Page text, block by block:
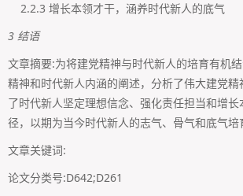
2.2.3 增长本领才干，涵养时代新人的底气
3 结语
文章摘要:为将建党精神与时代新人的培育有机
精神和时代新人内涵的阐述，分析了伟大建党
了时代新人坚定理想信念、强化责任担当和增
径，以期为当今时代新人的志气、骨气和底气培
文章关键词:
论文分类号:D642;D261